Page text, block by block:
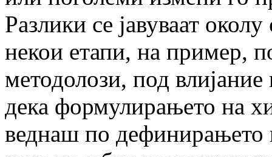
Разлики се јавуваат
некои етапи, на пример,
методолози, под
дека формулирањето на
веднаш по дефинирањето